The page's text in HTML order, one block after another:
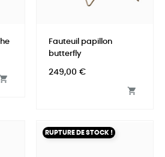
Fauteuil papillon
butterfly
Prix
249,00 €

RUPTURE DE STOCK !